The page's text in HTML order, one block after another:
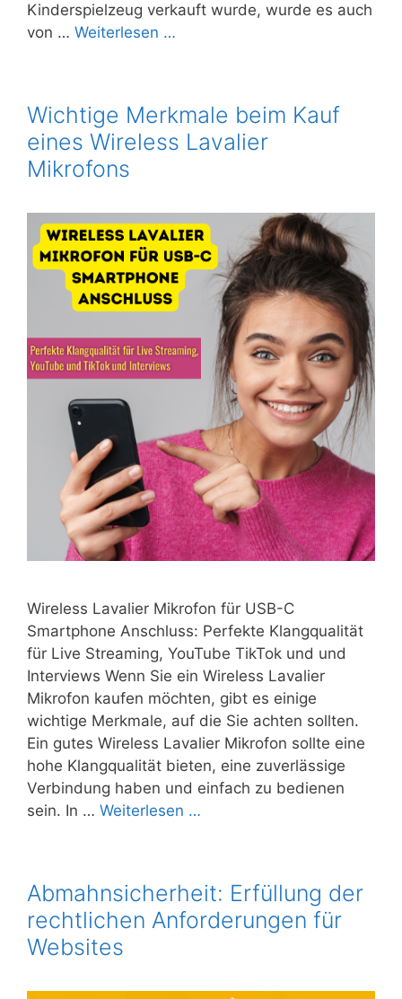
Kinderspielzeug verkauft wurde, wurde es auch
von … Weiterlesen …
Wichtige Merkmale beim Kauf
eines Wireless Lavalier
Mikrofons
Wireless Lavalier Mikrofon für USB-C
Smartphone Anschluss: Perfekte Klangqualität
für Live Streaming, YouTube TikTok und und
Interviews Wenn Sie ein Wireless Lavalier
Mikrofon kaufen möchten, gibt es einige
wichtige Merkmale, auf die Sie achten sollten.
Ein gutes Wireless Lavalier Mikrofon sollte eine
hohe Klangqualität bieten, eine zuverlässige
Verbindung haben und einfach zu bedienen
sein. In … Weiterlesen …
Abmahnsicherheit: Erfüllung der
rechtlichen Anforderungen für
Websites